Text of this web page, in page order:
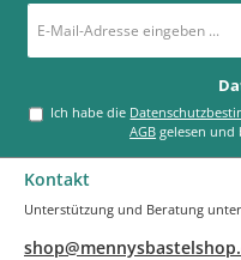
Mail-
*
Ich habe die
AGB gelesen
Kontakt
Unterstützung und Beratung